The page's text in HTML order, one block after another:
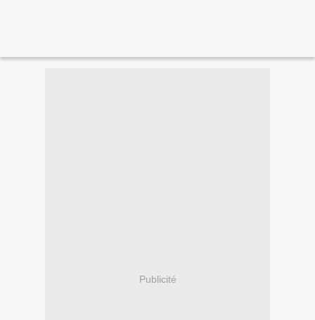
Publicité